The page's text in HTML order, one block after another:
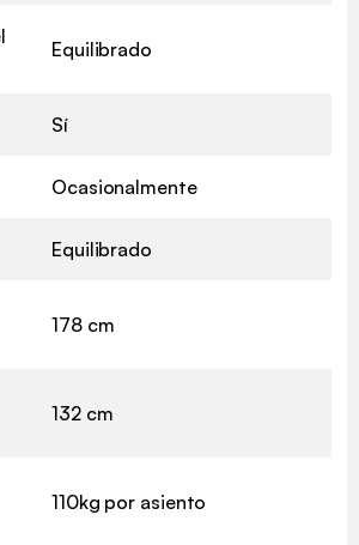
Equilibrado
Sí
Ocasionalmente
Equilibrado
178 cm
132 cm
110kg por asiento